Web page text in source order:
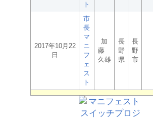
ト
2017年10月22
日
市
長
マ
ニ
フ
ェ
ス
ト
加
藤
久雄
長
野
県
長
野
市